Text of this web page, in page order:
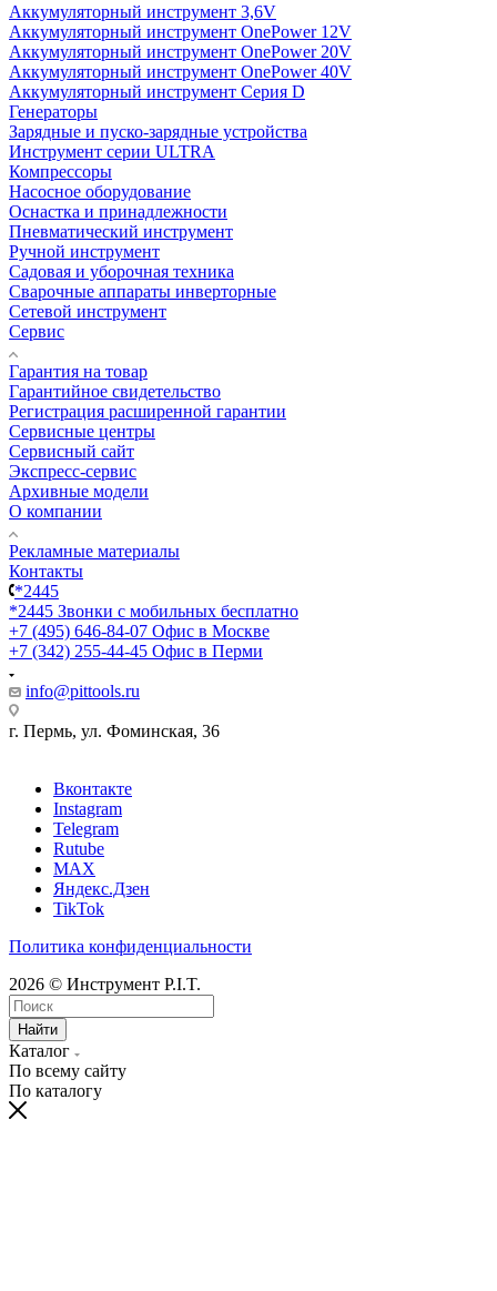
Аккумуляторный инструмент 3,6V
Аккумуляторный инструмент OnePower 12V
Аккумуляторный инструмент OnePower 20V
Аккумуляторный инструмент OnePower 40V
Аккумуляторный инструмент Серия D
Генераторы
Зарядные и пуско-зарядные устройства
Инструмент серии ULTRA
Компрессоры
Насосное оборудование
Оснастка и принадлежности
Пневматический инструмент
Ручной инструмент
Садовая и уборочная техника
Сварочные аппараты инверторные
Сетевой инструмент
Сервис
Гарантия на товар
Гарантийное свидетельство
Регистрация расширенной гарантии
Сервисные центры
Сервисный сайт
Экспресс-сервис
Архивные модели
О компании
Рекламные материалы
Контакты
*2445
*2445 Звонки с мобильных бесплатно
+7 (495) 646-84-07 Офис в Москве
+7 (342) 255-44-45 Офис в Перми
info@pittools.ru
г. Пермь, ул. Фоминская, 36
Вконтакте
Instagram
Telegram
Rutube
MAX
Яндекс.Дзен
TikTok
Политика конфиденциальности
2026 © Инструмент P.I.T.
Найти
Каталог
По всему сайту
По каталогу